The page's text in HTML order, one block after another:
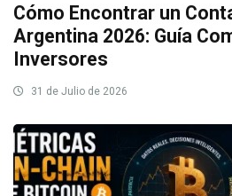
Cómo Encontrar un
Argentina 2026: Guía
Inversores
31 de Julio de 2026